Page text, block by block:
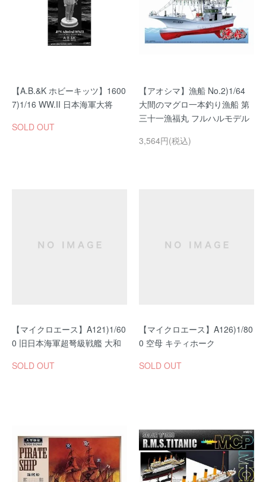
【A.B.&K ホビーキッツ】1600
7)1/16 WW.II 日本海軍大将
SOLD OUT
【アオシマ】漁船 No.2)1/64
大間のマグロ一本釣り漁船 第
三十一漁福丸 フルハルモデル
3,564円(税込)
【マイクロエース】A121)1/60
0 旧日本海軍超弩級戦艦 大和
SOLD OUT
【マイクロエース】A126)1/80
0 空母 キティホーク
SOLD OUT